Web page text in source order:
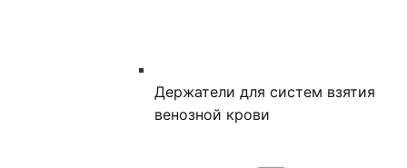
Держатели для систем взятия
венозной крови